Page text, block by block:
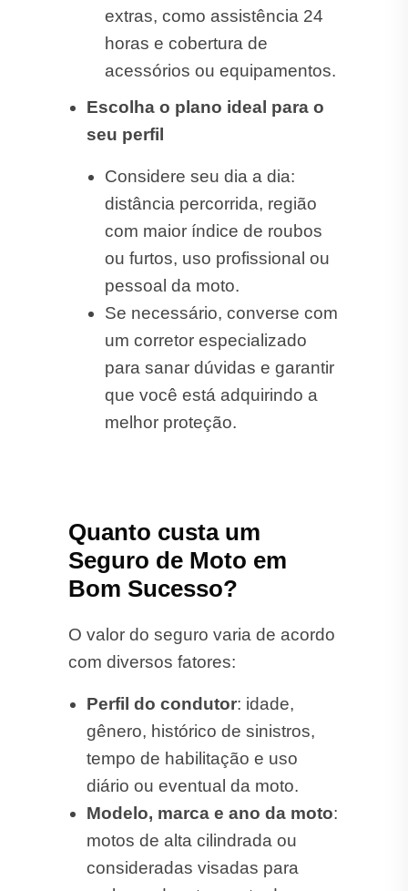
extras, como assistência 24
horas e cobertura de
acessórios ou equipamentos.
Escolha o plano ideal para o
seu perfil
Considere seu dia a dia:
distância percorrida, região
com maior índice de roubos
ou furtos, uso profissional ou
pessoal da moto.
Se necessário, converse com
um corretor especializado
para sanar dúvidas e garantir
que você está adquirindo a
melhor proteção.
Quanto custa um
Seguro de Moto em
Bom Sucesso?
O valor do seguro varia de acordo
com diversos fatores:
Perfil do condutor: idade,
gênero, histórico de sinistros,
tempo de habilitação e uso
diário ou eventual da moto.
Modelo, marca e ano da moto:
motos de alta cilindrada ou
consideradas visadas para